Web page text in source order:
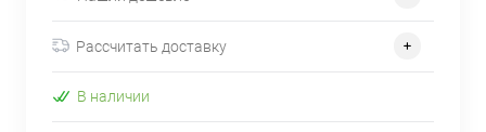
Рассчитать доставку
В наличии